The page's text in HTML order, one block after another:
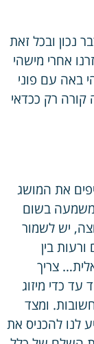
נכון ובכל זאת
אחרי מישהי
באה עם פוני
קורה רק ככדאי
את המושג
משמעה בשום
יש לשמור
בין
צריך
כדי מיזוג
ומצד
לנו להכניס את